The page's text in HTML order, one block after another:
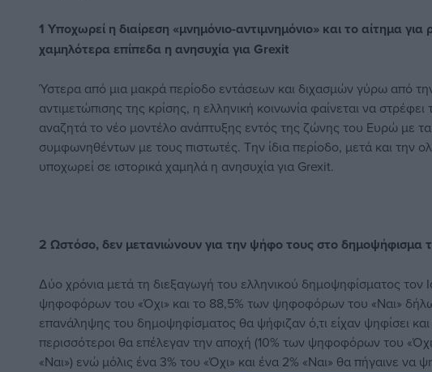
1 Υποχωρεί η διαίρεση «μνημόνιο-αντιμνημόνιο» και το αίτημα
χαμηλότερα επίπεδα η ανησυχία για Grexit
Ύστερα από μια μακρά περίοδο εντάσεων και διχασμών γύρω από
αντιμετώπισης της κρίσης, η ελληνική κοινωνία φαίνεται να
αναζητά το νέο μοντέλο ανάπτυξης εντός της ζώνης του Ευρώ με
συμφωνηθέντων με τους πιστωτές. Την ίδια περίοδο, μετά και την
υποχωρεί σε ιστορικά χαμηλά η ανησυχία για Grexit.
2 Ωστόσο, δεν μετανιώνουν για την ψήφο τους στο δημοψήφισμα
Δύο χρόνια μετά τη διεξαγωγή του ελληνικού δημοψηφίσματος τον
ψηφοφόρων του «Όχι» και το 88,5% των ψηφοφόρων του «Ναι»
επανάληψης του δημοψηφίσματος θα ψήφιζαν ό,τι είχαν ψηφίσει
περισσότεροι θα επέλεγαν την αποχή (10% των ψηφοφόρων του
«Ναι») ενώ μόλις ένα 3% του «Όχι» και ένα 2% «Ναι» θα πήγαινε να